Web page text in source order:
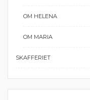
OM HELENA
OM MARIA
SKAFFERIET